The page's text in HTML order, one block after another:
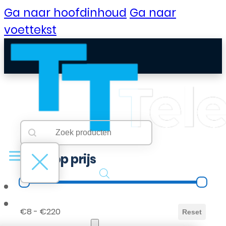
Ga naar hoofdinhoud Ga naar
voettekst
B2B Portaal
Searchbar
Search content
Filter op prijs
Filter op prijs
€8 - €220 Reset